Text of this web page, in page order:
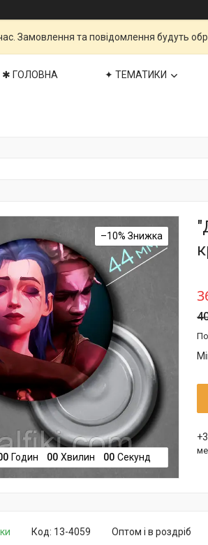
Замовлення та повідомлення будуть
✱ ГОЛОВНА ✦ ТЕМАТИКИ
–10%
0 Годин 00 Хвилин 00 Секунд
Оптом і в роздріб
Код: 13-4059